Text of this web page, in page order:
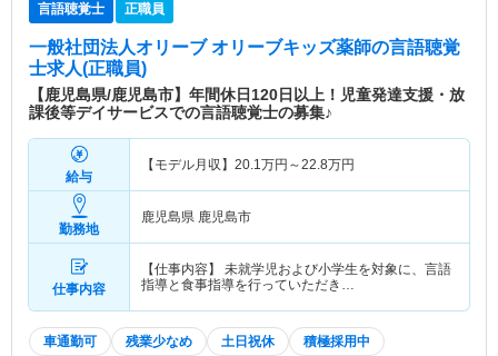
言語聴覚士 正職員
一般社団法人オリーブ オリーブキッズ薬師の言語聴覚
士求人(正職員)
【鹿児島県/鹿児島市】年間休日120日以上！児童発達支援・放
課後等デイサービスでの言語聴覚士の募集♪
給与
【モデル月収】 20.1万円～22.8万円
勤務地
鹿児島県 鹿児島市
仕事内容
【仕事内容】 未就学児および小学生を対象に、言語
指導と食事指導を行っていただき…
車通勤可 残業少なめ 土日祝休 積極採用中